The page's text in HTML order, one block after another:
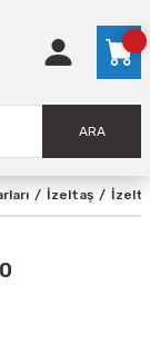
ARA
İzeltaş